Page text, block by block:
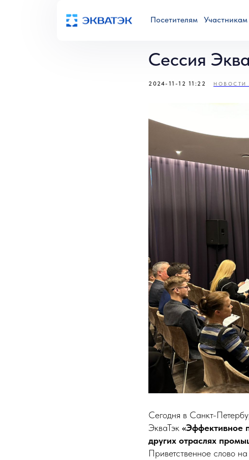
Посетителям Участникам
Сессия
2024-11-12 11:22 НОВОСТИ
Сегодня в Санкт-
ЭкваТэк «Эффективное
других отраслях
Приветственное слово